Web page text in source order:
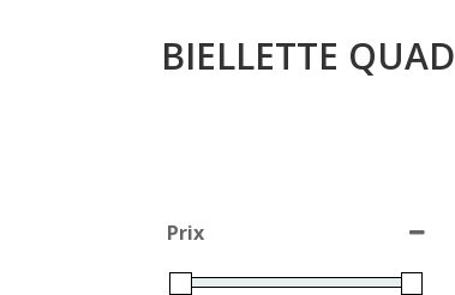
BIELLETTE QUAD
Prix